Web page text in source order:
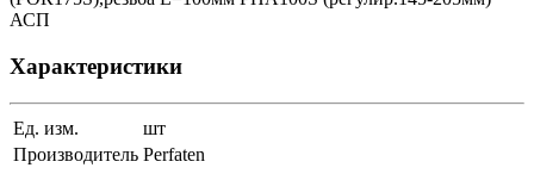
АСП
Характеристики
Ед. изм.
шт
Производитель Perfaten